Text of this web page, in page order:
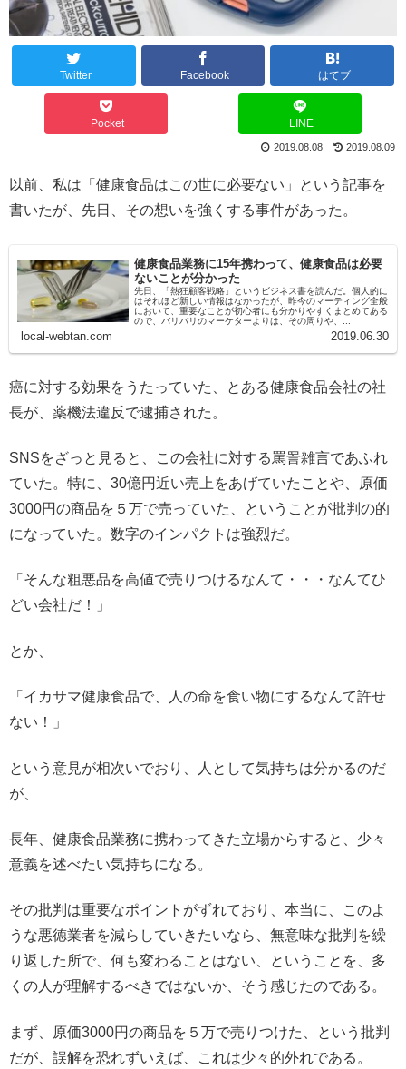
Twitter Facebook はてブ
Pocket LINE
2019.08.09
2019.08.08
以前、私は「健康食品はこの世に必要ない」という記事を
書いたが、先日、その想いを強くする事件があった。
健康食品業務に15年携わって、健康食品は必要
ないことが分かった
先日、「熱狂顧客戦略」というビジネス書を読んだ。個人的に
はそれほど新しい情報はなかったが、昨今のマーティング全般
において、重要なことが初心者にも分かりやすくまとめてある
ので、バリバリのマーケターよりは、その周りや、...
local-webtan.com 2019.06.30
癌に対する効果をうたっていた、とある健康食品会社の社
長が、薬機法違反で逮捕された。
SNSをざっと見ると、この会社に対する罵詈雑言であふれ
ていた。特に、30億円近い売上をあげていたことや、原価
3000円の商品を５万で売っていた、ということが批判の的
になっていた。数字のインパクトは強烈だ。
「そんな粗悪品を高値で売りつけるなんて・・・なんてひ
どい会社だ！」
とか、
「イカサマ健康食品で、人の命を食い物にするなんて許せ
ない！」
という意見が相次いでおり、人として気持ちは分かるのだ
が、
長年、健康食品業務に携わってきた立場からすると、少々
意義を述べたい気持ちになる。
その批判は重要なポイントがずれており、本当に、このよ
うな悪徳業者を減らしていきたいなら、無意味な批判を繰
り返した所で、何も変わることはない、ということを、多
くの人が理解するべきではないか、そう感じたのである。
まず、原価3000円の商品を５万で売りつけた、という批判
だが、誤解を恐れずいえば、これは少々的外れである。